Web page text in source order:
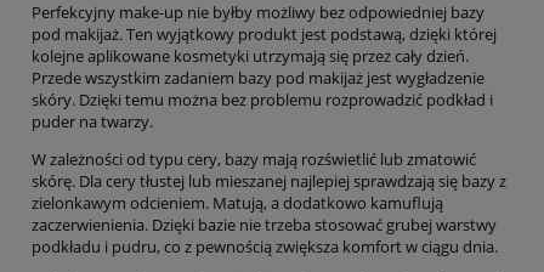
Perfekcyjny make-up nie byłby możliwy bez odpowiedniej bazy
pod makijaż. Ten wyjątkowy produkt jest podstawą, dzięki której
kolejne aplikowane kosmetyki utrzymają się przez cały dzień.
Przede wszystkim zadaniem bazy pod makijaż jest wygładzenie
skóry. Dzięki temu można bez problemu rozprowadzić podkład i
puder na twarzy.
W zależności od typu cery, bazy mają rozświetlić lub zmatowić
skórę. Dla cery tłustej lub mieszanej najlepiej sprawdzają się bazy z
zielonkawym odcieniem. Matują, a dodatkowo kamuflują
zaczerwienienia. Dzięki bazie nie trzeba stosować grubej warstwy
podkładu i pudru, co z pewnością zwiększa komfort w ciągu dnia.